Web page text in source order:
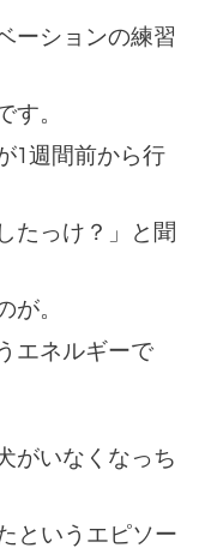
ーションの練習
す。
1週間前から行
たっけ？」と聞
が。
エネルギーで
がいなくなっち
というエピソー